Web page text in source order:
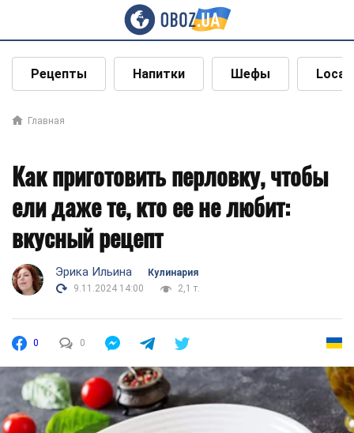
Рецепты Напитки Шефы Local
Главная
Как приготовить перловку, чтобы
ели даже те, кто ее не любит:
вкусный рецепт
Эрика Ильина
Кулинария
9.11.2024 14:00
2,1 т.
0 0